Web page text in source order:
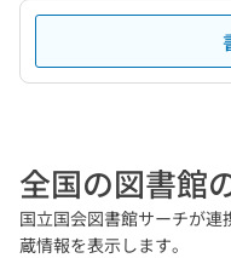
全国の図書館
国立国会図書館サーチが
蔵情報を表示します。